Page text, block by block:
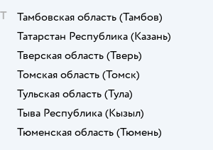
Т
Тамбовская область (Тамбов)
Татарстан Республика (Казань)
Тверская область (Тверь)
Томская область (Томск)
Тульская область (Тула)
Тыва Республика (Кызыл)
Тюменская область (Тюмень)